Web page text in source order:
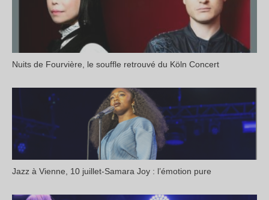
Nuits de Fourvière, le souffle retrouvé du Köln Concert
Jazz à Vienne, 10 juillet-Samara Joy : l’émotion pure